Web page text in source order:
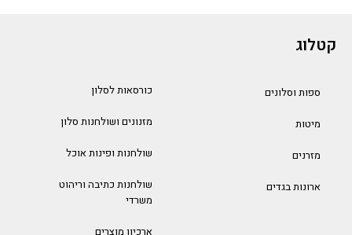
קטלוג
ספות וסלונים
מיטות
מזרנים
ארונות בגדים
כורסאות לסלון
מזנונים ושולחנות סלון
שולחנות ופינות אוכל
שולחנות כתיבה וריהוט
משרדי
ארכיון מוצרים